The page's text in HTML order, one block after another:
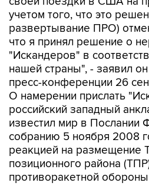
учетом того, что это
развертывание ПРО)
что я принял решение о
"Искандеров" в
нашей страны", - заявил
пресс-конференции 26
О намерении прислать
российский западный
известил мир в Послании
собранию 5 ноября 2008
реакцией на размещение
позиционного района
противоракетной